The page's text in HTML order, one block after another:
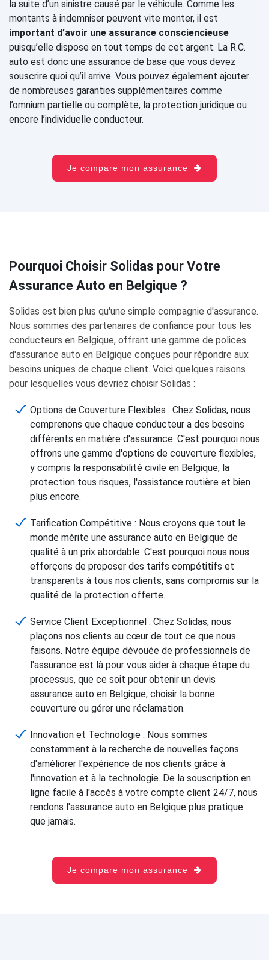
la suite d’un sinistre causé par le véhicule. Comme les
montants à indemniser peuvent vite monter, il est
important d’avoir une assurance consciencieuse
puisqu’elle dispose en tout temps de cet argent. La R.C.
auto est donc une assurance de base que vous devez
souscrire quoi qu’il arrive. Vous pouvez également ajouter
de nombreuses garanties supplémentaires comme
l’omnium partielle ou complète, la protection juridique ou
encore l’individuelle conducteur.
Je compare mon assurance
Pourquoi Choisir Solidas pour Votre
Assurance Auto en Belgique ?
Solidas est bien plus qu'une simple compagnie d'assurance.
Nous sommes des partenaires de confiance pour tous les
conducteurs en Belgique, offrant une gamme de polices
d'assurance auto en Belgique conçues pour répondre aux
besoins uniques de chaque client. Voici quelques raisons
pour lesquelles vous devriez choisir Solidas :
Options de Couverture Flexibles : Chez Solidas, nous
comprenons que chaque conducteur a des besoins
différents en matière d'assurance. C'est pourquoi nous
offrons une gamme d'options de couverture flexibles,
y compris la responsabilité civile en Belgique, la
protection tous risques, l'assistance routière et bien
plus encore.
Tarification Compétitive : Nous croyons que tout le
monde mérite une assurance auto en Belgique de
qualité à un prix abordable. C'est pourquoi nous nous
efforçons de proposer des tarifs compétitifs et
transparents à tous nos clients, sans compromis sur la
qualité de la protection offerte.
Service Client Exceptionnel : Chez Solidas, nous
plaçons nos clients au cœur de tout ce que nous
faisons. Notre équipe dévouée de professionnels de
l'assurance est là pour vous aider à chaque étape du
processus, que ce soit pour obtenir un devis
assurance auto en Belgique, choisir la bonne
couverture ou gérer une réclamation.
Innovation et Technologie : Nous sommes
constamment à la recherche de nouvelles façons
d'améliorer l'expérience de nos clients grâce à
l'innovation et à la technologie. De la souscription en
ligne facile à l'accès à votre compte client 24/7, nous
rendons l'assurance auto en Belgique plus pratique
que jamais.
Je compare mon assurance